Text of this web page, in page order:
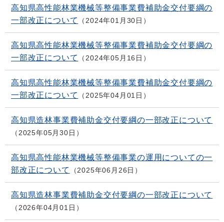
高知県高性能林業機械等整備事業費補助金交付要綱の
一部改正について
2024年01月30日
高知県高性能林業機械等整備事業費補助金交付要綱の
一部改正について
2024年05月16日
高知県高性能林業機械等整備事業費補助金交付要綱の
一部改正について
2025年04月01日
高知県造林事業費補助金交付要綱の一部改正について
2025年05月30日
高知県高性能林業機械等整備事業の運用についての一
部改正について
2025年06月26日
高知県造林事業費補助金交付要綱の一部改正について
2026年04月01日